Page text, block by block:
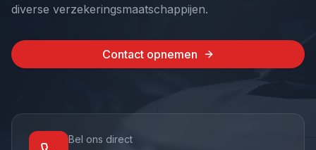
diverse verzekeringsmaatschappijen.
Contact opnemen
Bel ons direct